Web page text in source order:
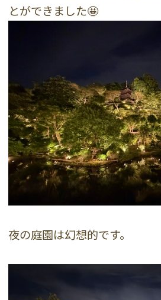
とができました🤩
夜の庭園は幻想的です。